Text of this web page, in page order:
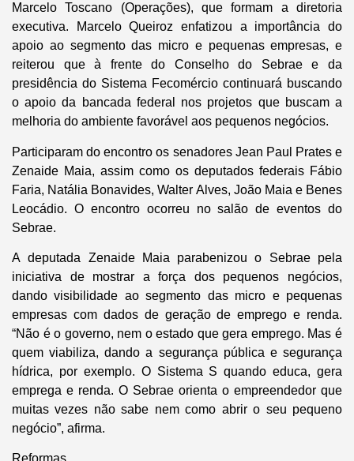
Marcelo Toscano (Operações), que formam a diretoria
executiva. Marcelo Queiroz enfatizou a importância do
apoio ao segmento das micro e pequenas empresas, e
reiterou que à frente do Conselho do Sebrae e da
presidência do Sistema Fecomércio continuará buscando
o apoio da bancada federal nos projetos que buscam a
melhoria do ambiente favorável aos pequenos negócios.
Participaram do encontro os senadores Jean Paul Prates e
Zenaide Maia, assim como os deputados federais Fábio
Faria, Natália Bonavides, Walter Alves, João Maia e Benes
Leocádio. O encontro ocorreu no salão de eventos do
Sebrae.
A deputada Zenaide Maia parabenizou o Sebrae pela
iniciativa de mostrar a força dos pequenos negócios,
dando visibilidade ao segmento das micro e pequenas
empresas com dados de geração de emprego e renda.
“Não é o governo, nem o estado que gera emprego. Mas é
quem viabiliza, dando a segurança pública e segurança
hídrica, por exemplo. O Sistema S quando educa, gera
emprega e renda. O Sebrae orienta o empreendedor que
muitas vezes não sabe nem como abrir o seu pequeno
negócio”, afirma.